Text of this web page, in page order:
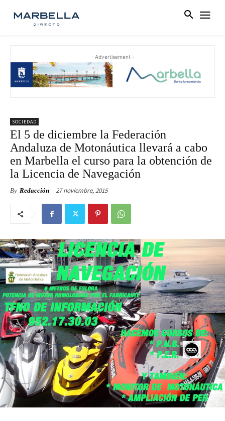
- Advertisement -
SOCIEDAD
El 5 de diciembre la Federación
Andaluza de Motonáutica llevará a cabo
en Marbella el curso para la obtención de
la Licencia de Navegación
By Redacción 27 noviembre, 2015